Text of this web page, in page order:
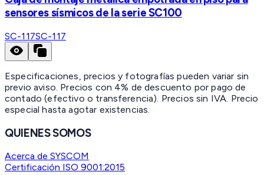
sensores sísmicos de la serie SC100
SC-117SC-117
Especificaciones, precios y fotografías pueden variar sin
previo aviso. Precios con 4% de descuento por pago de
contado (efectivo o transferencia). Precios sin IVA. Precio
especial hasta agotar existencias.
QUIENES SOMOS
Acerca de SYSCOM
Certificación ISO 9001:2015